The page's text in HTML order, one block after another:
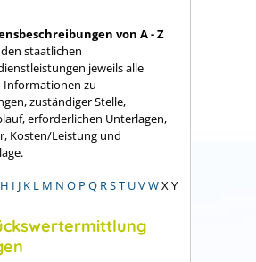
von A - Z
staatlichen
jeweils alle
Informationen zu
zuständiger Stelle,
erforderlichen Unterlagen,
Kosten/Leistung und
H I J K L M N O P Q RST UVWX Y